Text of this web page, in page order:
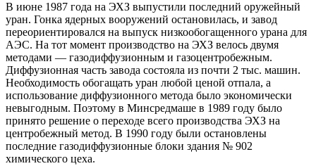
В июне 1987 года на ЭХЗ выпустили последний оружейный
уран. Гонка ядерных вооружений остановилась, и завод
переориентировался на выпуск низкообогащенного урана для
АЭС. На тот момент производство на ЭХЗ велось двумя
методами — газодиффузионным и газоцентробежным.
Диффузионная часть завода состояла из почти 2 тыс. машин.
Необходимость обогащать уран любой ценой отпала, а
использование диффузионного метода было экономически
невыгодным. Поэтому в Минсредмаше в 1989 году было
принято решение о переходе всего производства ЭХЗ на
центробежный метод. В 1990 году были остановлены
последние газодиффузионные блоки здания № 902
химического цеха.